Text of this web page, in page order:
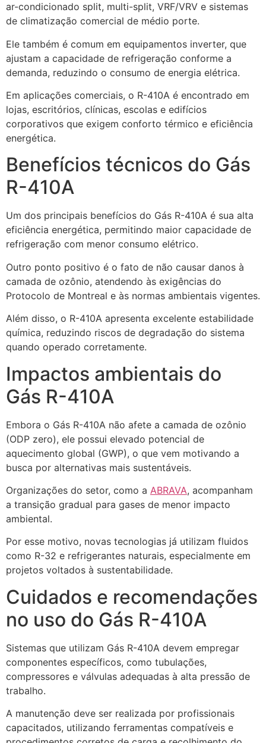
ar-condicionado split, multi-split, VRF/VRV e sistemas
de climatização comercial de médio porte.
Ele também é comum em equipamentos inverter, que
ajustam a capacidade de refrigeração conforme a
demanda, reduzindo o consumo de energia elétrica.
Em aplicações comerciais, o R-410A é encontrado em
lojas, escritórios, clínicas, escolas e edifícios
corporativos que exigem conforto térmico e eficiência
energética.
Benefícios técnicos do Gás
R-410A
Um dos principais benefícios do Gás R-410A é sua alta
eficiência energética, permitindo maior capacidade de
refrigeração com menor consumo elétrico.
Outro ponto positivo é o fato de não causar danos à
camada de ozônio, atendendo às exigências do
Protocolo de Montreal e às normas ambientais vigentes.
Além disso, o R-410A apresenta excelente estabilidade
química, reduzindo riscos de degradação do sistema
quando operado corretamente.
Impactos ambientais do
Gás R-410A
Embora o Gás R-410A não afete a camada de ozônio
(ODP zero), ele possui elevado potencial de
aquecimento global (GWP), o que vem motivando a
busca por alternativas mais sustentáveis.
Organizações do setor, como a ABRAVA, acompanham
a transição gradual para gases de menor impacto
ambiental.
Por esse motivo, novas tecnologias já utilizam fluidos
como R-32 e refrigerantes naturais, especialmente em
projetos voltados à sustentabilidade.
Cuidados e recomendações
no uso do Gás R-410A
Sistemas que utilizam Gás R-410A devem empregar
componentes específicos, como tubulações,
compressores e válvulas adequadas à alta pressão de
trabalho.
A manutenção deve ser realizada por profissionais
capacitados, utilizando ferramentas compatíveis e